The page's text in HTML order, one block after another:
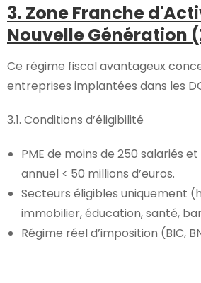
3. Zone Franche
Nouvelle Génération
Ce régime fiscal avantageux
entreprises implantées dans les
3.1. Conditions d’éligibilité
PME de moins de 250 salariés
annuel < 50 millions d’euros.
Secteurs éligibles uniquement
immobilier, éducation, santé,
Régime réel d’imposition (BIC,